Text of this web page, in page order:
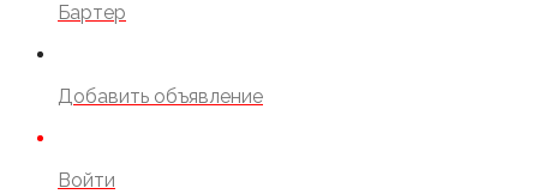
Бартер
Добавить объявление
Войти